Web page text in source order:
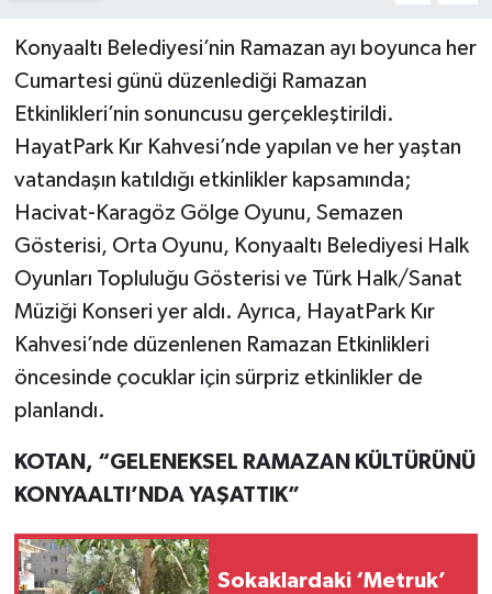
Konyaaltı Belediyesi’nin Ramazan ayı boyunca her
Cumartesi günü düzenlediği Ramazan
Etkinlikleri’nin sonuncusu gerçekleştirildi.
HayatPark Kır Kahvesi’nde yapılan ve her yaştan
vatandaşın katıldığı etkinlikler kapsamında;
Hacivat-Karagöz Gölge Oyunu, Semazen
Gösterisi, Orta Oyunu, Konyaaltı Belediyesi Halk
Oyunları Topluluğu Gösterisi ve Türk Halk/Sanat
Müziği Konseri yer aldı. Ayrıca, HayatPark Kır
Kahvesi’nde düzenlenen Ramazan Etkinlikleri
öncesinde çocuklar için sürpriz etkinlikler de
planlandı.
KOTAN, “GELENEKSEL RAMAZAN KÜLTÜRÜNÜ
KONYAALTI’NDA YAŞATTIK”
Sokaklardaki ‘Metruk’